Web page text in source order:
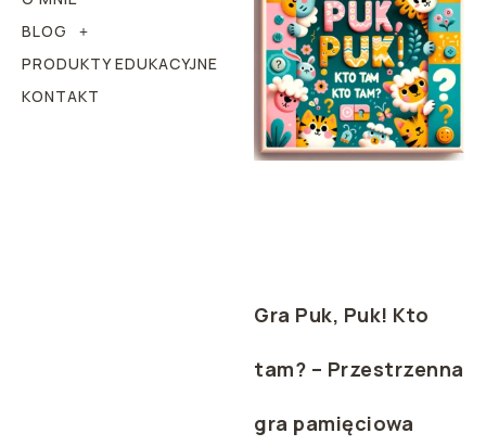
BLOG
PRODUKTY EDUKACYJNE
KONTAKT
Gra Puk, Puk! Kto
tam? – Przestrzenna
gra pamięciowa